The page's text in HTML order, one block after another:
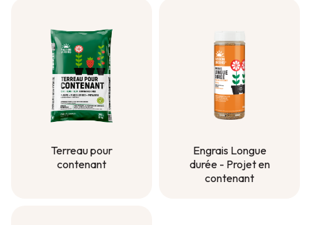
Terreau pour
contenant
Engrais Longue
durée - Projet en
contenant